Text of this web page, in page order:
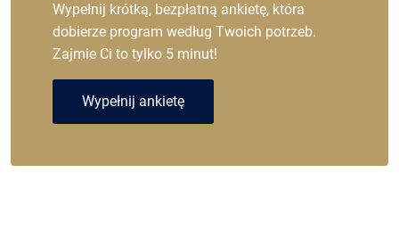
Wypełnij krótką, bezpłatną ankietę, która
dobierze program według Twoich potrzeb.
Zajmie Ci to tylko 5 minut!
Wypełnij ankietę